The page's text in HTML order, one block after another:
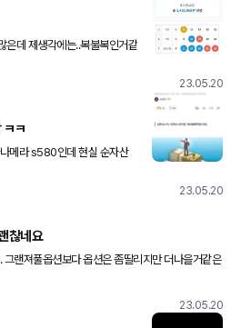
은데 제생각에는..복불복인거같
요.. 현실적 2등2번 3
같네요 저는무조건 수동..
23.05.20
ㅋ
인데 현실 순자산
ㅋㅋ 도로보면 무슨
23.05.20
찮네요
랜져풀옵션보다 옵션은 좀딸리지만 더나을거같은
네요
23.05.20